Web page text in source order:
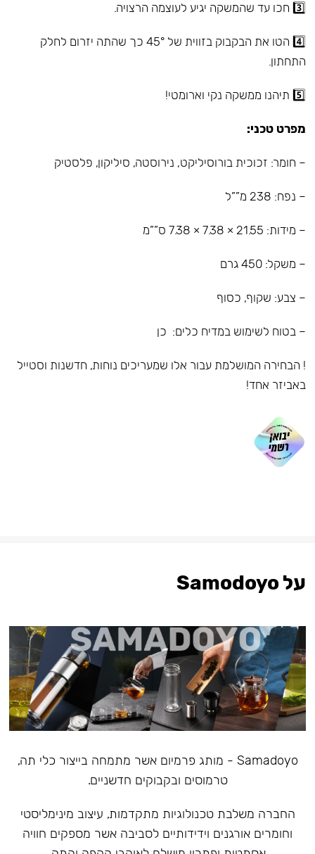
3️⃣ חכו עד שהמשקה יגיע לעוצמה הרצויה.
4️⃣ הטו את הבקבוק בזווית של 45° כך שהתה יזרום לחלק
התחתון.
5️⃣ תיהנו ממשקה נקי וארומטי!
מפרט טכני:
– חומר: זכוכית בורוסיליקט, נירוסטה, סיליקון, פלסטיק
– נפח: 238 מ””ל
– מידות: 21.55 × 7.38 × 7.38 ס””מ
– משקל: 450 גרם
– צבע: שקוף, כסוף
– בטוח לשימוש במדיח כלים: כן
! הבחירה המושלמת עבור אלו שמעריכים נוחות, חדשנות וסטייל
באביזר אחד!
על Samodoyo
Samadoyo - מותג פרמיום אשר מתמחה בייצור כלי תה,
טרמוסים ובקבוקים חדשניים.
‏החברה משלבת טכנולוגיות מתקדמות, עיצוב מינימליסטי
וחומרים אורגנים וידידותיים לסביבה אשר מספקים חוויה